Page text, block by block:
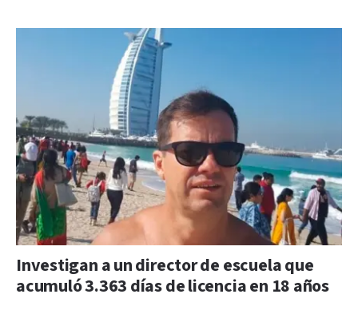
Investigan a un director de escuela que
acumuló 3.363 días de licencia en 18 años